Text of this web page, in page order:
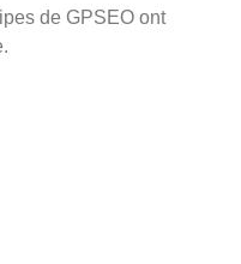
de GPSEO ont